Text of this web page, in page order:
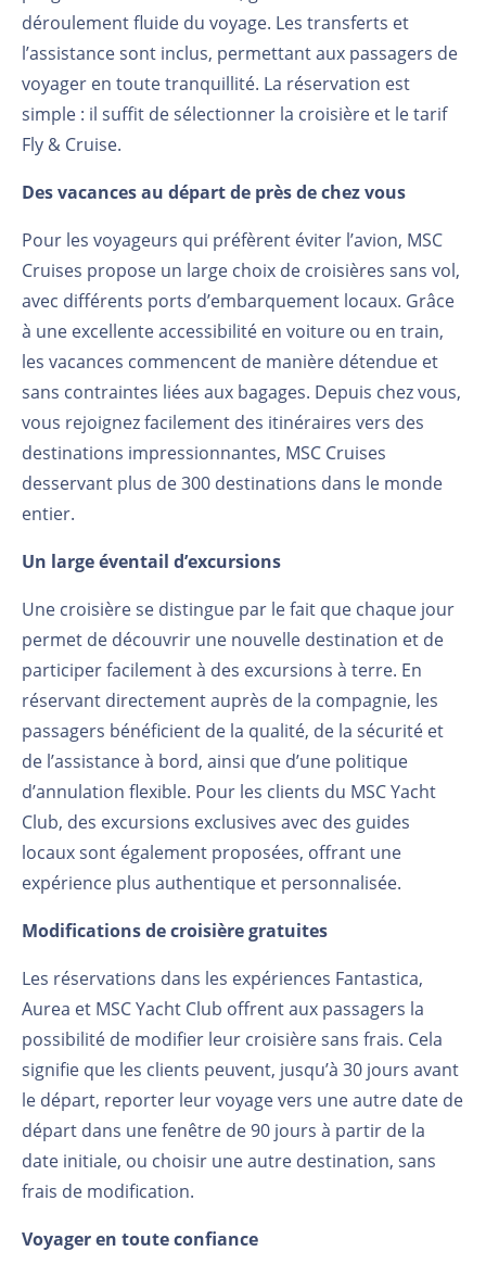
déroulement fluide du voyage. Les transferts et
l’assistance sont inclus, permettant aux passagers de
voyager en toute tranquillité. La réservation est
simple : il suffit de sélectionner la croisière et le tarif
Fly & Cruise.
Des vacances au départ de près de chez vous
Pour les voyageurs qui préfèrent éviter l’avion, MSC
Cruises propose un large choix de croisières sans vol,
avec différents ports d’embarquement locaux. Grâce
à une excellente accessibilité en voiture ou en train,
les vacances commencent de manière détendue et
sans contraintes liées aux bagages. Depuis chez vous,
vous rejoignez facilement des itinéraires vers des
destinations impressionnantes, MSC Cruises
desservant plus de 300 destinations dans le monde
entier.
Un large éventail d’excursions
Une croisière se distingue par le fait que chaque jour
permet de découvrir une nouvelle destination et de
participer facilement à des excursions à terre. En
réservant directement auprès de la compagnie, les
passagers bénéficient de la qualité, de la sécurité et
de l’assistance à bord, ainsi que d’une politique
d’annulation flexible. Pour les clients du MSC Yacht
Club, des excursions exclusives avec des guides
locaux sont également proposées, offrant une
expérience plus authentique et personnalisée.
Modifications de croisière gratuites
Les réservations dans les expériences Fantastica,
Aurea et MSC Yacht Club offrent aux passagers la
possibilité de modifier leur croisière sans frais. Cela
signifie que les clients peuvent, jusqu’à 30 jours avant
le départ, reporter leur voyage vers une autre date de
départ dans une fenêtre de 90 jours à partir de la
date initiale, ou choisir une autre destination, sans
frais de modification.
Voyager en toute confiance